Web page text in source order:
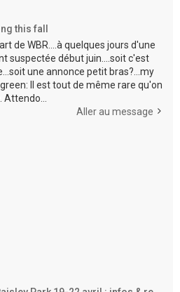
this fall
de WBR....à quelques jours d'une
suspectée début juin....soit c'est
une annonce petit bras?...my
Il est tout de même rare qu'on
Aller au message